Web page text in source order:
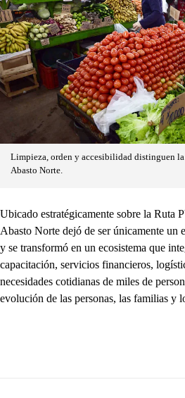
Limpieza, orden y accesibilidad distinguen
Abasto Norte.
Ubicado estratégicamente sobre la Ruta
Abasto Norte dejó de ser únicamente un
y se transformó en un ecosistema que
capacitación, servicios financieros,
necesidades cotidianas de miles de
evolución de las personas, las familias y